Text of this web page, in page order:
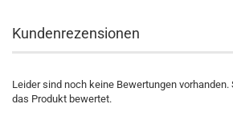
Kundenrezensionen
Leider sind noch keine Bewertungen vorhanden.
das Produkt bewertet.